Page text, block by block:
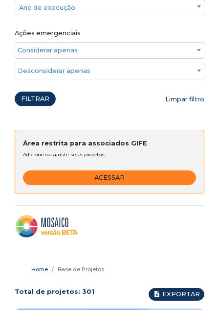
Ano de execução
Ano de execução
Ações emergenciais
Considerar apenas ações emergenciais
Desconsiderar apenas ações emergenciais
FILTRAR Limpar filtro
Área restrita para associados GIFE
Adicione ou ajuste seus projetos
ACESSAR
Home Base de Projetos
Total de projetos: 301 EXPORTAR